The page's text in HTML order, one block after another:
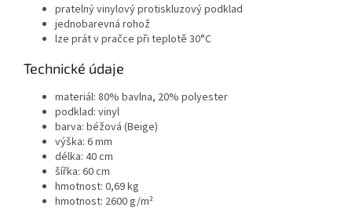
pratelný vinylový protiskluzový podklad
jednobarevná rohož
lze prát v pračce při teplotě 30°C
Technické údaje
materiál: 80% bavlna, 20% polyester
podklad: vinyl
barva: béžová (Beige)
výška: 6 mm
délka: 40 cm
šířka: 60 cm
hmotnost: 0,69 kg
hmotnost: 2600 g/m²